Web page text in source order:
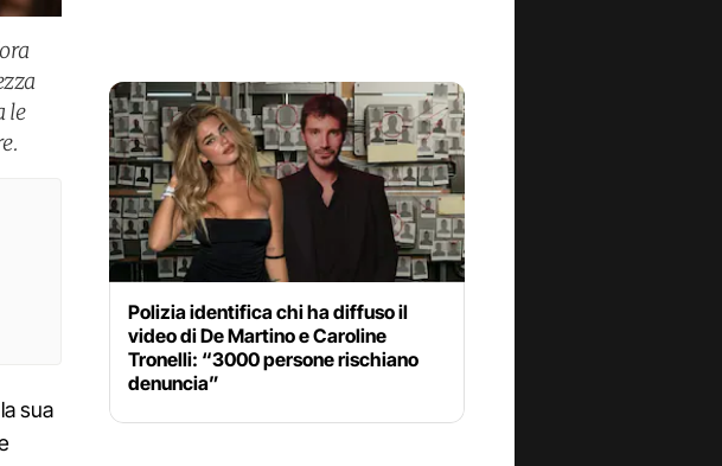
le
sua
Polizia identifica chi ha diffuso il
video di De Martino e Caroline
Tronelli: “3000 persone rischiano
denuncia”